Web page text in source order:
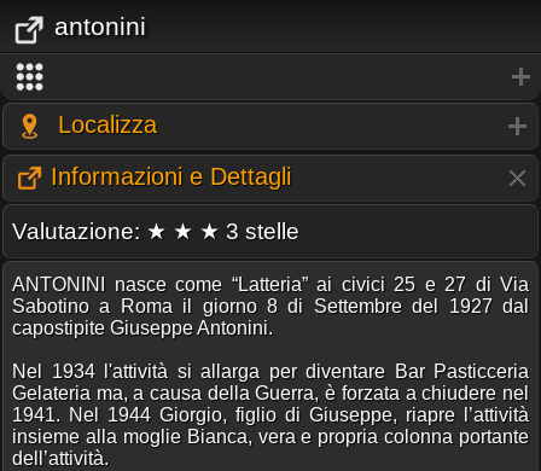
antonini
Localizza
Informazioni e Dettagli
Valutazione: ★ ★ ★ 3 stelle
ANTONINI nasce come “Latteria” ai civici 25 e 27 di Via
Sabotino a Roma il giorno 8 di Settembre del 1927 dal
capostipite Giuseppe Antonini.
Nel 1934 l'attività si allarga per diventare Bar Pasticceria
Gelateria ma, a causa della Guerra, è forzata a chiudere nel
1941. Nel 1944 Giorgio, figlio di Giuseppe, riapre l’attività
insieme alla moglie Bianca, vera e propria colonna portante
dell’attività.